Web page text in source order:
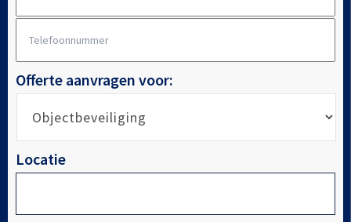
mailadres *
Telefoonnummer
Offerte aanvragen voor:
Locatie